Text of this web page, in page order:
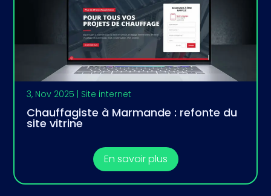
3, Nov 2025 | Site internet
Chauffagiste à Marmande : refonte du
site vitrine
En savoir plus